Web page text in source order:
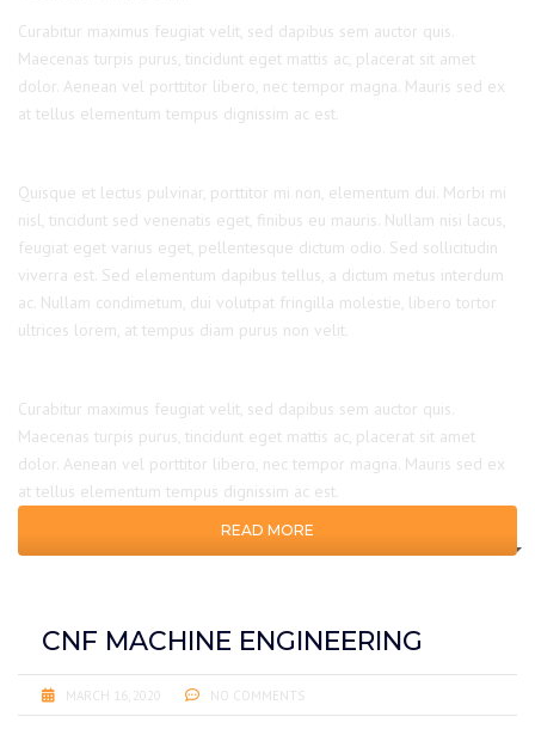
Curabitur maximus feugiat velit, sed dapibus sem auctor quis.
Maecenas turpis purus, tincidunt eget mattis ac, placerat sit amet
dolor. Aenean vel porttitor libero, nec tempor magna. Mauris sed ex
at tellus elementum tempus dignissim ac est.
Quisque et lectus pulvinar, porttitor mi non, elementum dui. Morbi mi
nisl, tincidunt sed venenatis eget, finibus eu mauris. Nullam nisi lacus,
feugiat eget varius eget, pellentesque dictum odio. Sed sollicitudin
viverra est. Sed elementum dapibus tellus, a dictum metus interdum
ac. Nullam condimetum, dui volutpat fringilla molestie, libero tortor
ultrices lorem, at tempus diam purus non velit.
Curabitur maximus feugiat velit, sed dapibus sem auctor quis.
Maecenas turpis purus, tincidunt eget mattis ac, placerat sit amet
dolor. Aenean vel porttitor libero, nec tempor magna. Mauris sed ex
at tellus elementum tempus dignissim ac est.
READ MORE
CNF MACHINE ENGINEERING
MARCH 16, 2020 NO COMMENTS